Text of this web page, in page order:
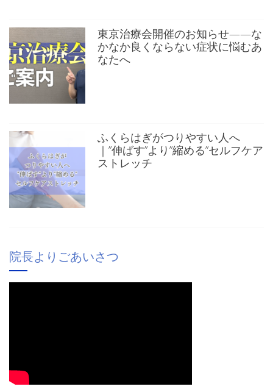
東京治療会開催のお知らせ——な
かなか良くならない症状に悩むあ
なたへ
ふくらはぎがつりやすい人へ
｜”伸ばす”より”縮める”セルフケア
ストレッチ
院長よりごあいさつ